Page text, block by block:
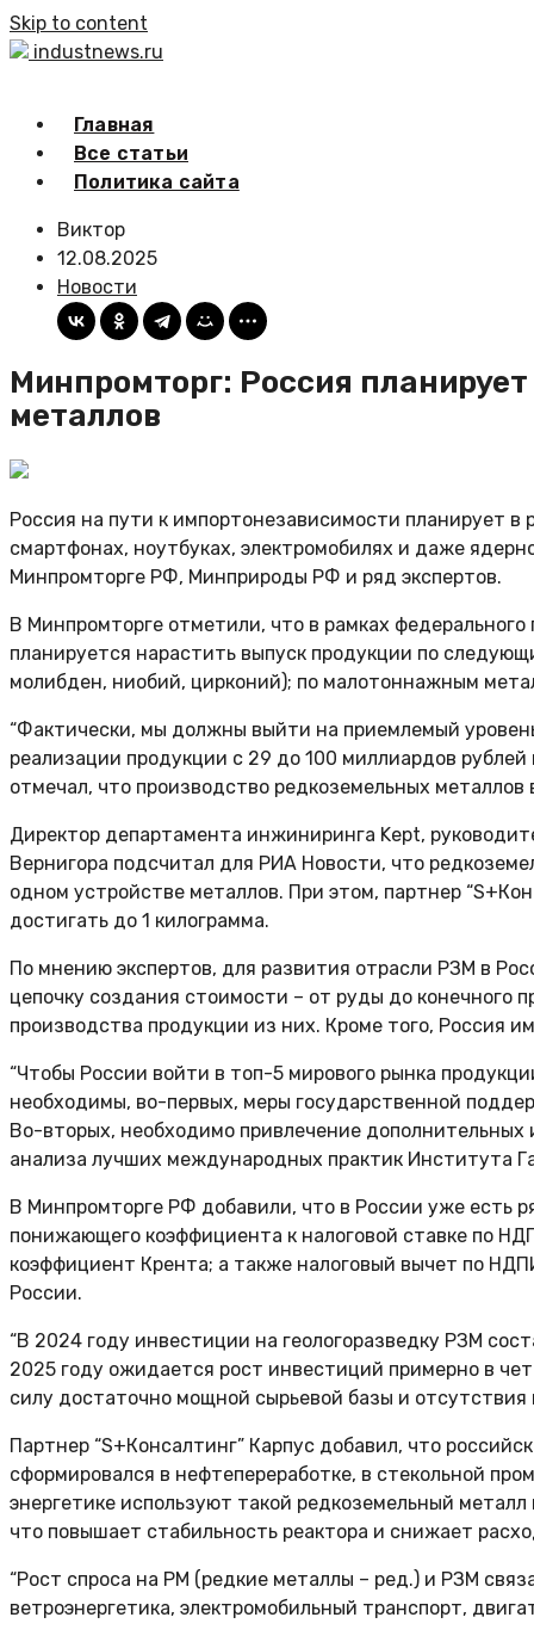
Skip to content
industnews.ru
Главная
Все статьи
Политика сайта
Виктор
12.08.2025
Новости
Минпромторг: Россия
металлов
Россия на пути к импортонезависимости планирует
смартфонах, ноутбуках, электромобилях и даже
Минпромторге РФ, Минприроды РФ и ряд экспертов.
В Минпромторге отметили, что в рамках
планируется нарастить выпуск продукции по
молибден, ниобий, цирконий); по малотоннажным
“Фактически, мы должны выйти на приемлемый
реализации продукции с 29 до 100 миллиардов
отмечал, что производство редкоземельных
Директор департамента инжиниринга Kept,
Вернигора подсчитал для РИА Новости, что
одном устройстве металлов. При этом, партнер
достигать до 1 килограмма.
По мнению экспертов, для развития отрасли РЗМ в
цепочку создания стоимости – от руды до конечного
производства продукции из них. Кроме того, Россия
“Чтобы России войти в топ-5 мирового рынка
необходимы, во-первых, меры государственной
Во-вторых, необходимо привлечение дополнительных
анализа лучших международных практик Института
В Минпромторге РФ добавили, что в России уже есть
понижающего коэффициента к налоговой ставке по
коэффициент Крента; а также налоговый вычет по
России.
“В 2024 году инвестиции на геологоразведку РЗМ
2025 году ожидается рост инвестиций примерно в
силу достаточно мощной сырьевой базы и
Партнер “S+Консалтинг” Карпус добавил, что
сформировался в нефтепереработке, в стекольной
энергетике используют такой редкоземельный
что повышает стабильность реактора и снижает
“Рост спроса на РМ (редкие металлы – ред.) и РЗМ
ветроэнергетика, электромобильный транспорт,